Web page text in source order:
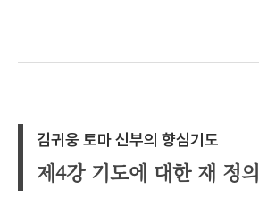
김귀웅 토마 신부의 향심기도
제4강 기도에 대한 재 정의